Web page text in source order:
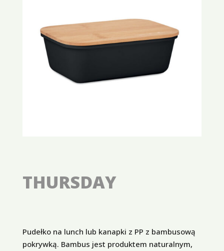
THURSDAY
Pudełko na lunch lub kanapki z PP z bambusową
pokrywką. Bambus jest produktem naturalnym,